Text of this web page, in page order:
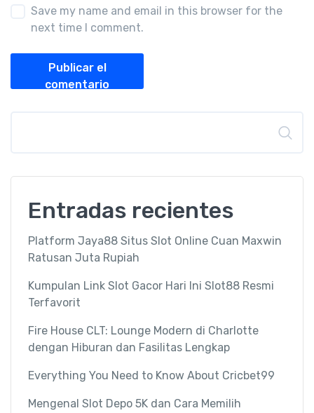
Save my name and email in this browser for the
next time I comment.
Publicar el
comentario
Entradas recientes
Platform Jaya88 Situs Slot Online Cuan Maxwin
Ratusan Juta Rupiah
Kumpulan Link Slot Gacor Hari Ini Slot88 Resmi
Terfavorit
Fire House CLT: Lounge Modern di Charlotte
dengan Hiburan dan Fasilitas Lengkap
Everything You Need to Know About Cricbet99
Mengenal Slot Depo 5K dan Cara Memilih